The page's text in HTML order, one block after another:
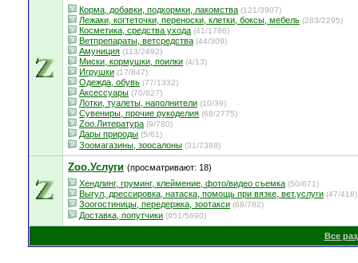
Корма, добавки, подкормки, лакомства (121/3907)
Лежаки, когтеточки, переноски, клетки, боксы, мебель (283/2295)
Косметика, средства ухода (41/1786)
Ветпрепараты, ветсредства (44/309)
Амуниция (113/2492)
Миски, кормушки, поилки (4/13)
Игрушки (17/847)
Одежда, обувь (77/1332)
Аксессуары (70/827)
Лотки, туалеты, наполнители (10/39)
Сувениры, прочие рукоделия (68/2775)
Zoo.Литература (9/780)
Дары природы (5/61)
Зоомагазины, зоосалоны (31/7388)
Zoo.Услуги (просматривают: 18)
Хендлинг, груминг, клеймение, фото/видео съемка (50/671)
Выгул, дрессировка, натаска, помощь при вязке, вет.услуги (47/418)
Зоогостиницы, передержка, зоотакси (68/782)
Доставка, попутчики (951/5690)
Все